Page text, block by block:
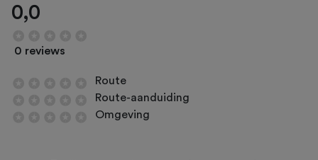
0,0
0 reviews
Route
Route-aanduiding
Omgeving